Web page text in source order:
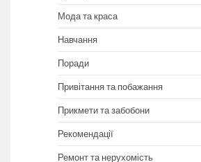
Мода та краса
Навчання
Поради
Привітання та побажання
Прикмети та забобони
Рекомендації
Ремонт та нерухомість